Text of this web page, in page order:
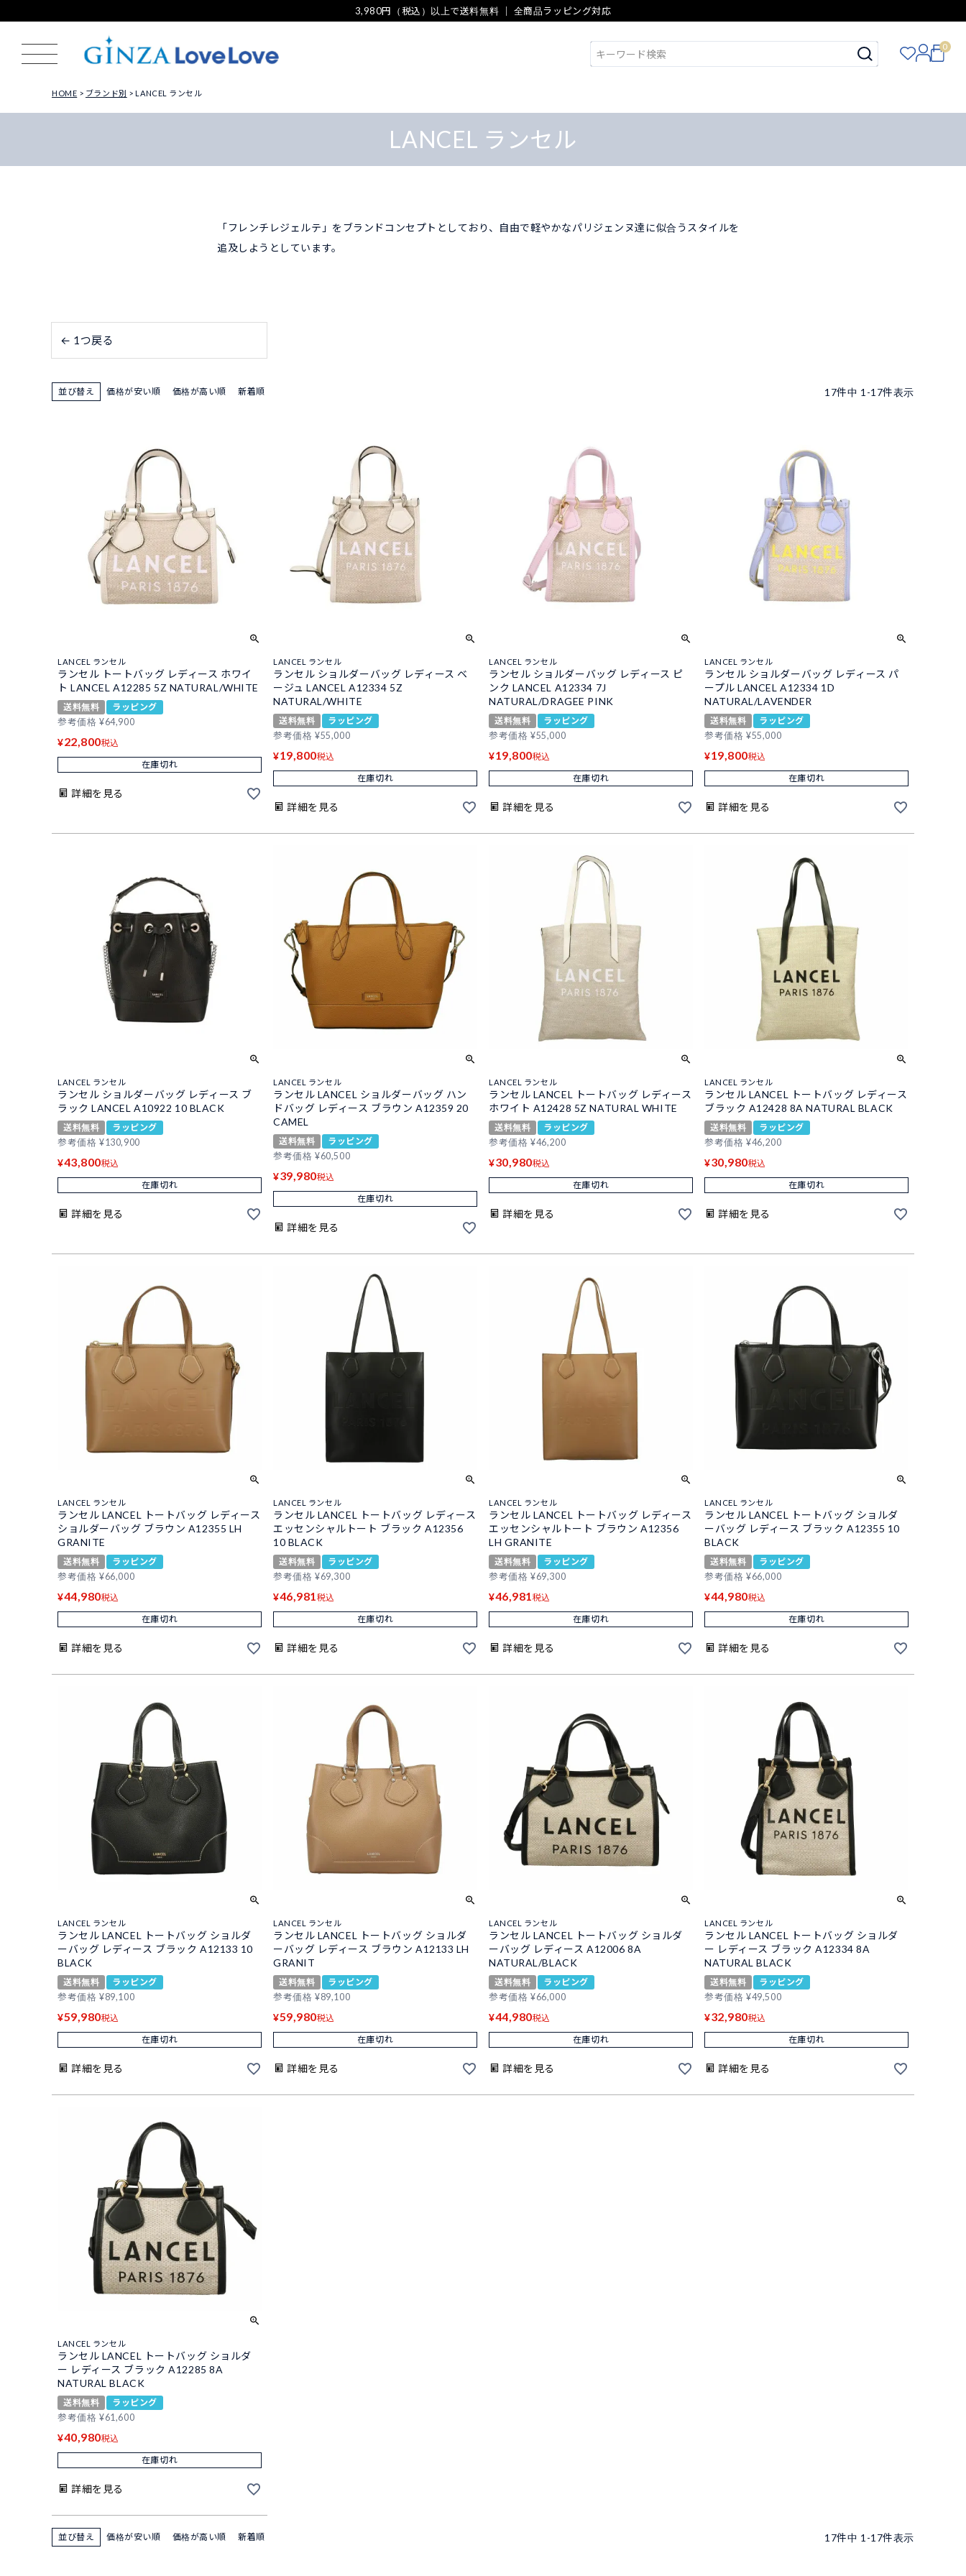
3,980円（税込）以上で送料無料 ｜ 全商品ラッピング対応
0
HOME ブランド別 LANCEL ランセル
LANCEL ランセル
「フレンチレジェルテ」をブランドコンセプトとしており、自由で軽やかなパリジェンヌ達に似合うスタイルを
追及しようとしています。
← 1つ戻る
並び替え 価格が安い順 価格が高い順 新着順 17件中 1 -17件表示
LANCEL ランセル
ランセル トートバッグ レディース ホワイ
ト LANCEL A12285 5Z NATURAL/WHITE
送料無料
ラッピング
参考価格 ¥64,900
¥22,800税込
在庫切れ
詳細を見る
LANCEL ランセル
ランセル ショルダーバッグ レディース ベ
ージュ LANCEL A12334 5Z
NATURAL/WHITE
送料無料
ラッピング
参考価格 ¥55,000
¥19,800税込
在庫切れ
詳細を見る
LANCEL ランセル
ランセル ショルダーバッグ レディース ピ
ンク LANCEL A12334 7J
NATURAL/DRAGEE PINK
送料無料
ラッピング
参考価格 ¥55,000
¥19,800税込
在庫切れ
詳細を見る
LANCEL ランセル
ランセル ショルダーバッグ レディース パ
ープル LANCEL A12334 1D
NATURAL/LAVENDER
送料無料
ラッピング
参考価格 ¥55,000
¥19,800税込
在庫切れ
詳細を見る
LANCEL ランセル
ランセル ショルダーバッグ レディース ブ
ラック LANCEL A10922 10 BLACK
送料無料
ラッピング
参考価格 ¥130,900
¥43,800税込
在庫切れ
詳細を見る
LANCEL ランセル
ランセル LANCEL ショルダーバッグ ハン
ドバッグ レディース ブラウン A12359 20
CAMEL
送料無料
ラッピング
参考価格 ¥60,500
¥39,980税込
在庫切れ
詳細を見る
LANCEL ランセル
ランセル LANCEL トートバッグ レディース
ホワイト A12428 5Z NATURAL WHITE
送料無料
ラッピング
参考価格 ¥46,200
¥30,980税込
在庫切れ
詳細を見る
LANCEL ランセル
ランセル LANCEL トートバッグ レディース
ブラック A12428 8A NATURAL BLACK
送料無料
ラッピング
参考価格 ¥46,200
¥30,980税込
在庫切れ
詳細を見る
LANCEL ランセル
ランセル LANCEL トートバッグ レディース
ショルダーバッグ ブラウン A12355 LH
GRANITE
送料無料
ラッピング
参考価格 ¥66,000
¥44,980税込
在庫切れ
詳細を見る
LANCEL ランセル
ランセル LANCEL トートバッグ レディース
エッセンシャルトート ブラック A12356
10 BLACK
送料無料
ラッピング
参考価格 ¥69,300
¥46,981税込
在庫切れ
詳細を見る
LANCEL ランセル
ランセル LANCEL トートバッグ レディース
エッセンシャルトート ブラウン A12356
LH GRANITE
送料無料
ラッピング
参考価格 ¥69,300
¥46,981税込
在庫切れ
詳細を見る
LANCEL ランセル
ランセル LANCEL トートバッグ ショルダ
ーバッグ レディース ブラック A12355 10
BLACK
送料無料
ラッピング
参考価格 ¥66,000
¥44,980税込
在庫切れ
詳細を見る
LANCEL ランセル
ランセル LANCEL トートバッグ ショルダ
ーバッグ レディース ブラック A12133 10
BLACK
送料無料
ラッピング
参考価格 ¥89,100
¥59,980税込
在庫切れ
詳細を見る
LANCEL ランセル
ランセル LANCEL トートバッグ ショルダ
ーバッグ レディース ブラウン A12133 LH
GRANIT
送料無料
ラッピング
参考価格 ¥89,100
¥59,980税込
在庫切れ
詳細を見る
LANCEL ランセル
ランセル LANCEL トートバッグ ショルダ
ーバッグ レディース A12006 8A
NATURAL/BLACK
送料無料
ラッピング
参考価格 ¥66,000
¥44,980税込
在庫切れ
詳細を見る
LANCEL ランセル
ランセル LANCEL トートバッグ ショルダ
ー レディース ブラック A12334 8A
NATURAL BLACK
送料無料
ラッピング
参考価格 ¥49,500
¥32,980税込
在庫切れ
詳細を見る
LANCEL ランセル
ランセル LANCEL トートバッグ ショルダ
ー レディース ブラック A12285 8A
NATURAL BLACK
送料無料
ラッピング
参考価格 ¥61,600
¥40,980税込
在庫切れ
詳細を見る
並び替え 価格が安い順 価格が高い順 新着順 17件中 1 -17件表示